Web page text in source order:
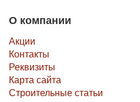
О компании
Акции
Контакты
Реквизиты
Карта сайта
Строительные статьи